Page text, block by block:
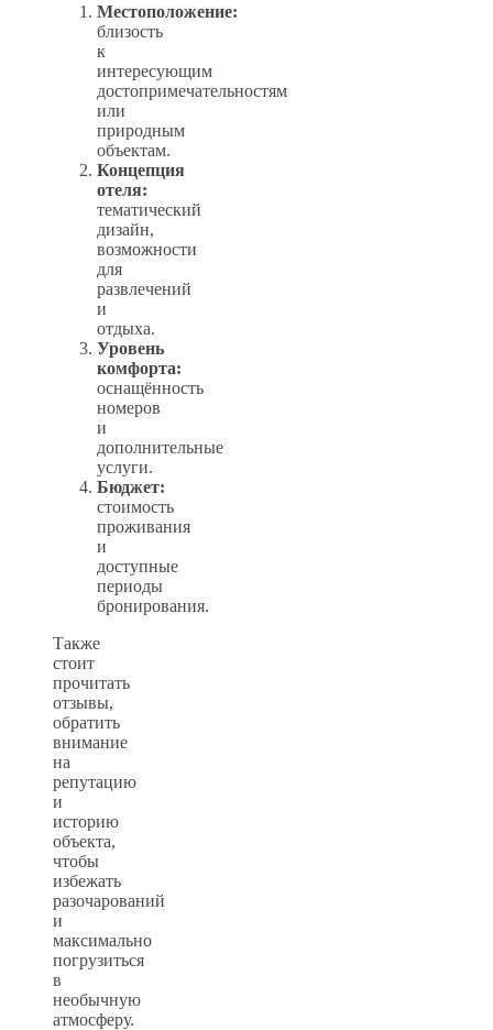
Местоположение:
близость
к
интересующим
достопримечательностям
или
природным
объектам.
Концепция
отеля:
тематический
дизайн,
возможности
для
развлечений
и
отдыха.
Уровень
комфорта:
оснащённость
номеров
и
дополнительные
услуги.
Бюджет:
стоимость
проживания
и
доступные
периоды
бронирования.
Также
стоит
прочитать
отзывы,
обратить
внимание
на
репутацию
и
историю
объекта,
чтобы
избежать
разочарований
и
максимально
погрузиться
в
необычную
атмосферу.